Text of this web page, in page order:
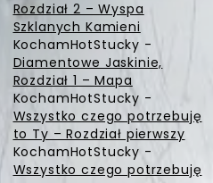
Rozdział 2 – Wyspa
Szklanych Kamieni
KochamHotStucky -
Diamentowe Jaskinie,
Rozdział 1 – Mapa
KochamHotStucky -
Wszystko czego potrzebuję
to Ty – Rozdział pierwszy
KochamHotStucky -
Wszystko czego potrzebuję